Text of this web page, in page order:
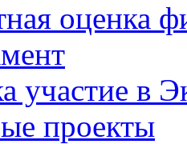
оценка
участие в
проекты